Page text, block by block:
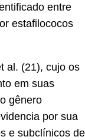
entre
estafilococos
al. (21), cujo os
em suas
gênero
por sua
e subclínicos de